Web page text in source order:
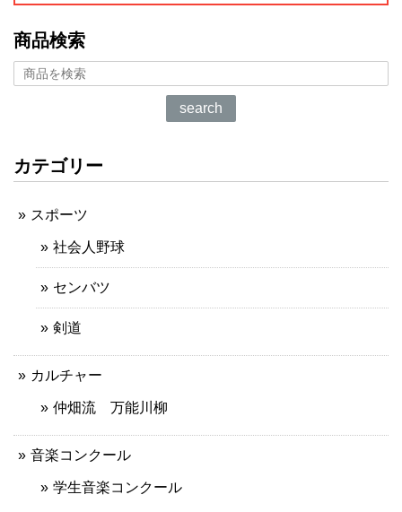
商品検索
search
カテゴリー
スポーツ
社会人野球
センバツ
剣道
カルチャー
仲畑流 万能川柳
音楽コンクール
学生音楽コンクール